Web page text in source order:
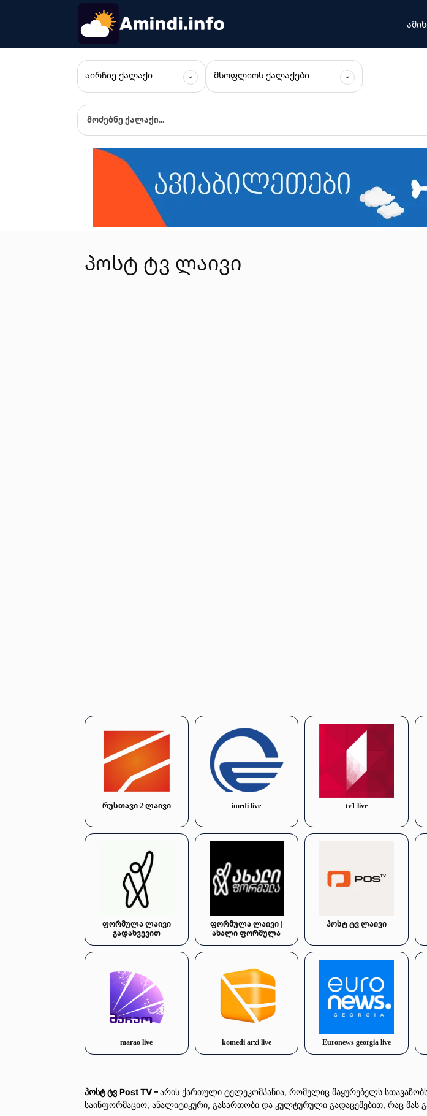
ᲐᲘᲠᲩᲘᲔ ᲥᲐᲚᲐᲥᲘ ᲛᲡᲝᲤᲚᲘᲝᲡ ᲥᲐᲚᲐᲥᲔᲑᲘ
მოძებნე ქალაქი...
პოსტ ტვ ლაივი
რუსთავი 2 ლაივი imedi live tv1 live
ფორმულა ლაივი
გადახვევით
ფორმულა ლაივი |
ახალი ფორმულა
პოსტ ტვ ლაივი
marao live komedi arxi live Euronews georgia live
პოსტ ტვ Post TV –არის ქართული ტელეკომპანია, რომელიც მაყურებელს
საინფორმაციო, ანალიტიკური, გასართობი და კულტურული გადაცემებით, რაც მას